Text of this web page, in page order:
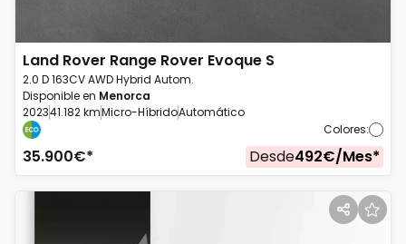
Land Rover Range Rover Evoque S
2.0 D 163CV AWD Hybrid Autom.
Disponible en Menorca
202341.182 kmMicro-HíbridoAutomático
Colores:
35.900€* Desde492€/Mes*